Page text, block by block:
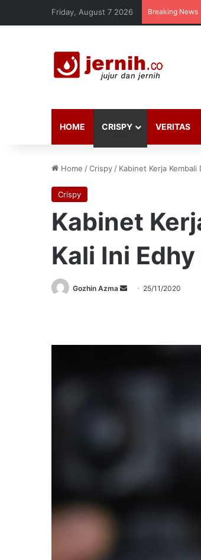
Friday, August 7 2026 Breaking News
HOME CRISPY VERITAS
Home /Crispy / Kabinet Kerja Kembali
Crispy
Kabinet
Kali Ini
Gozhin Azma
Send 25/11/2020